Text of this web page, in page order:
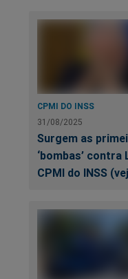
CPMI DO INSS
31/08/2025
Surgem as
‘bombas’ contra
CPMI do INSS